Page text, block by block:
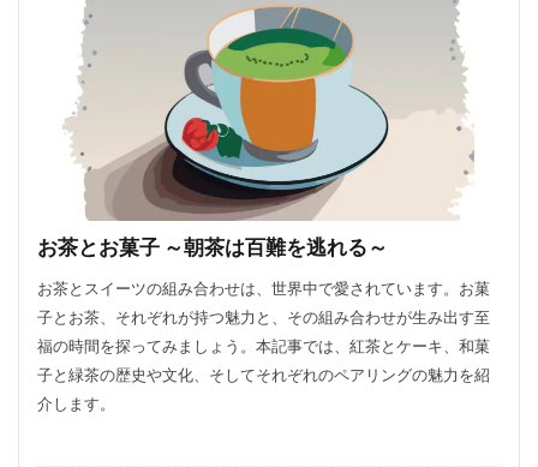
お茶とお菓子 ～朝茶は百難を逃れる～
お茶とスイーツの組み合わせは、世界中で愛されています。お菓
子とお茶、それぞれが持つ魅力と、その組み合わせが生み出す至
福の時間を探ってみましょう。本記事では、紅茶とケーキ、和菓
子と緑茶の歴史や文化、そしてそれぞれのペアリングの魅力を紹
介します。